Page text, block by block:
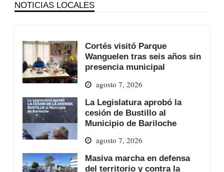
NOTICIAS LOCALES
Cortés visitó Parque
Wanguelen tras seis años sin
presencia municipal
agosto 7, 2026
La Legislatura aprobó la
cesión de Bustillo al
Municipio de Bariloche
agosto 7, 2026
Masiva marcha en defensa
del territorio y contra la